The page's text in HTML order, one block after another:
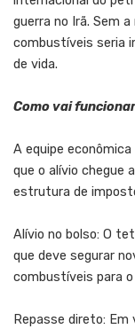
guerra no Irã. Sem
combustíveis seria
de vida.
Como vai
A equipe
que o alívio chegue
estrutura de
Alívio no bolso: O
que deve segurar
combustíveis para
Repasse direto: